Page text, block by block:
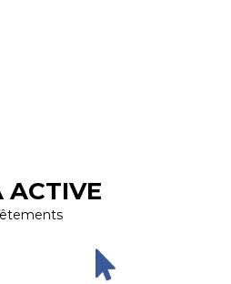
ACTIVE